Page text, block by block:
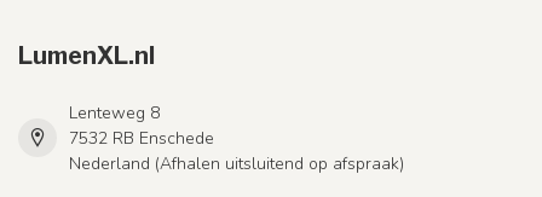
LumenXL.nl
Lenteweg 8
7532 RB Enschede
Nederland (Afhalen uitsluitend op afspraak)